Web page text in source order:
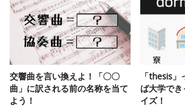
交響曲を言い換えよ！「〇〇
曲」に訳される前の名称を当て
よう！
「thesis
ば大学で
イズ！